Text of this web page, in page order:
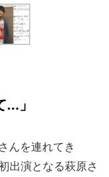
」
んを連れてき
出演となる萩原さ